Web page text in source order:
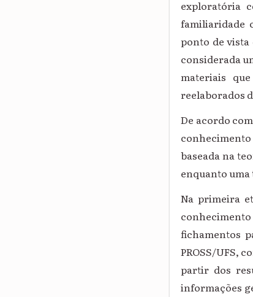
exploratória
familiaridade
ponto de vista
considerada
materiais
reelaborados
De acordo
baseada na
enquanto
Na primeira
fichamentos
PROSS/UFS,
partir dos
informações